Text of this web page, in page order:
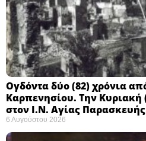
Ογδόντα δύο (82) χρόνια
Καρπενησίου. Την Κυριακή
στον Ι.Ν. Αγίας Παρασκευής
6 Αυγούστου 2026